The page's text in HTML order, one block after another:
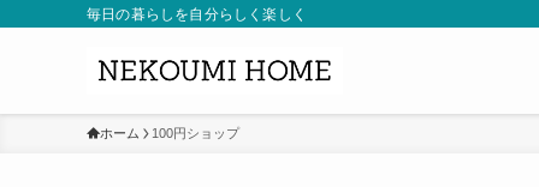
毎日の暮らしを自分らしく楽しく
ホーム 100円ショップ